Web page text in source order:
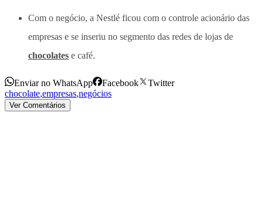
Com o negócio, a Nestlé ficou com o controle acionário das
empresas e se inseriu no segmento das redes de lojas de
chocolates e café.
Enviar no WhatsApp Facebook
Twitter
chocolate,empresas,negócios
Ver Comentários